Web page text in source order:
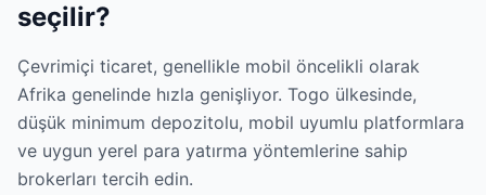
seçilir?
Çevrimiçi ticaret, genellikle mobil öncelikli olarak
Afrika genelinde hızla genişliyor. Togo ülkesinde,
düşük minimum depozitolu, mobil uyumlu platformlara
ve uygun yerel para yatırma yöntemlerine sahip
brokerları tercih edin.